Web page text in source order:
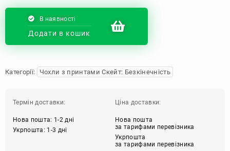
В наявності
Додати в кошик
Категорії: Чохли з принтами Скейт: Безкінечність
Термін доставки:
Нова пошта: 1-2 дні
Укрпошта: 1-3 дні
Ціна доставки:
Нова пошта
за тарифами перевізника
Укрпошта
за тарифами перевізника